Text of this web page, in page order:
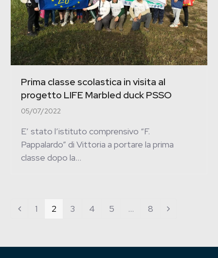
Prima classe scolastica in visita al
progetto LIFE Marbled duck PSSO
05/07/2022
E’ stato l’istituto comprensivo “F.
Pappalardo” di Vittoria a portare la prima
classe dopo la…
Previous
Page
1 Page
2 Page
3 Page
4 Page
5 … Page
8